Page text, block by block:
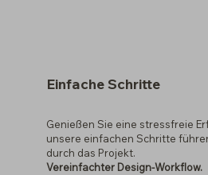
Einfache Schritte
Genießen Sie eine stressfreie
unsere einfachen Schritte
durch das Projekt.
Vereinfachter Design-Workflow.